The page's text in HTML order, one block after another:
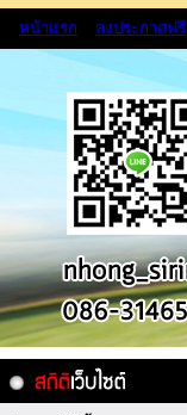
หน้าแรก ลงประกาศฟรี